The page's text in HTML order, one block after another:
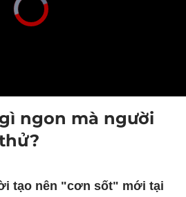
ngon mà người
tạo nên "cơn sốt" mới tại